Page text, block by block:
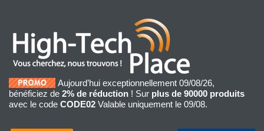
Aujourd’hui exceptionnellement 09/08/26,
bénéficiez de 2% de réduction ! Sur plus de 90000 produits
avec le code CODE02 Valable uniquement le 09/08.